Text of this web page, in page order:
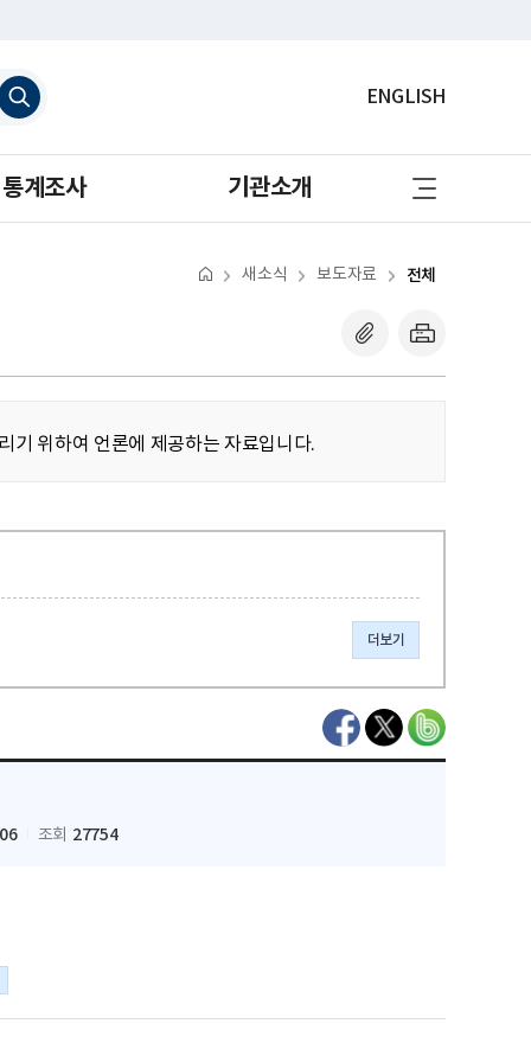
ENGLISH
통계조사 기관소개
사
이
로
새소식 보도자료 전체
기 위하여 언론에 제공하는 자료입니다.
더보기
조회 27754